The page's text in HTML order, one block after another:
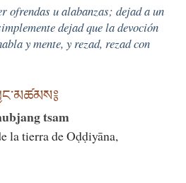
ofrendas u alabanzas; dejad a un
dejad que la devoción
y mente, y rezad, rezad con
tsam
la tierra de Oḍḍiyāna,